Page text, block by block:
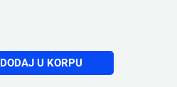
DODAJ U KORPU